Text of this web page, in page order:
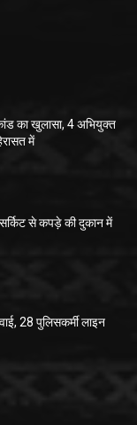
का खुलासा, 4 अभियुक्त
में
से कपड़े की दुकान में
28 पुलिसकर्मी लाइन